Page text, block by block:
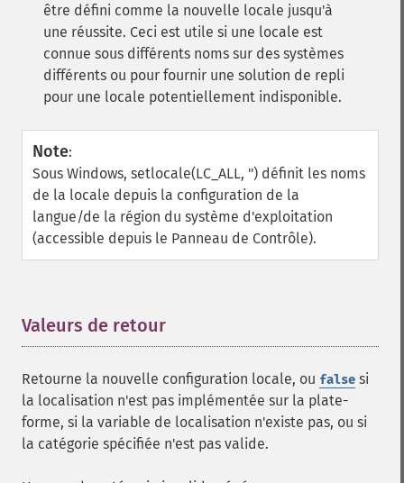
être défini comme la nouvelle locale jusqu'à
une réussite. Ceci est utile si une locale est
connue sous différents noms sur des systèmes
différents ou pour fournir une solution de repli
pour une locale potentiellement indisponible.
Note:
Sous Windows, setlocale(LC_ALL, '') définit les noms
de la locale depuis la configuration de la
langue/de la région du système d'exploitation
(accessible depuis le Panneau de Contrôle).
Valeurs de retour
Retourne la nouvelle configuration locale, ou false si
la localisation n'est pas implémentée sur la plate-
forme, si la variable de localisation n'existe pas, ou si
la catégorie spécifiée n'est pas valide.